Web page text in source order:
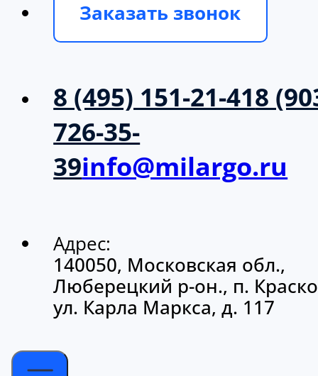
Заказать звонок
8 (495) 151-21-418
726-35-
39info@milargo.ru
Адрес:
140050, Московская обл.,
Люберецкий р-он., п.
ул. Карла Маркса, д. 117